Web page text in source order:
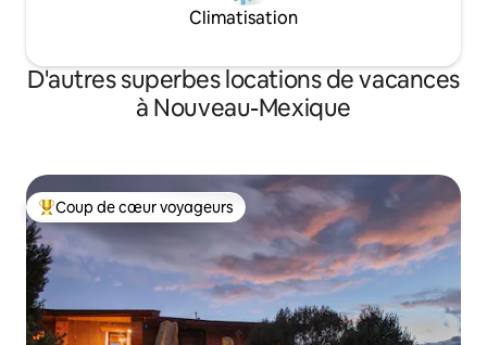
Climatisation
D'autres superbes locations de vacances
à Nouveau-Mexique
Coup de cœur voyageurs parmi les plus aimés
Coup de cœur voyageurs